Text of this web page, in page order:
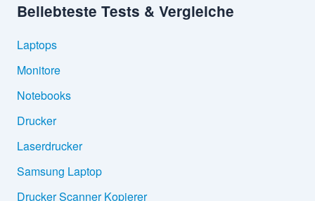
Beliebteste Tests & Vergleiche
Laptops
Monitore
Notebooks
Drucker
Laserdrucker
Samsung Laptop
Drucker Scanner Kopierer